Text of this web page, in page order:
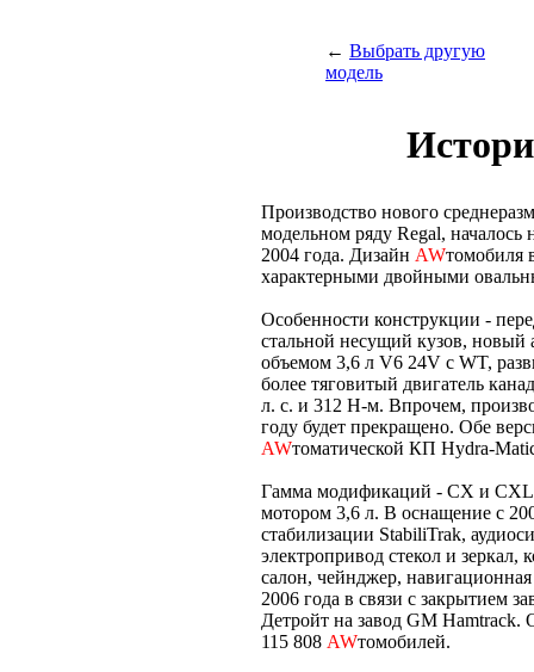
← Выбрать другую
модель
Производство нового
модельном ряду Regal,
2004 года. Дизайн AWтомобиля
характерными двойными
Особенности конструкции -
стальной несущий кузов, новый
объемом 3,6 л V6 24V с WT,
более тяговитый двигатель
л. с. и 312 Н-м. Впрочем,
году будет прекращено. Обе
AWтоматической КП Hydra-
Гамма модификаций - СХ и CXL
мотором 3,6 л. В оснащение с
стабилизации StabiliTrak,
электропривод стекол и
салон, чейнджер,
2006 года в связи с закрытием
Детройт на завод GM Hamtrack.
115 808 AWтомобилей.